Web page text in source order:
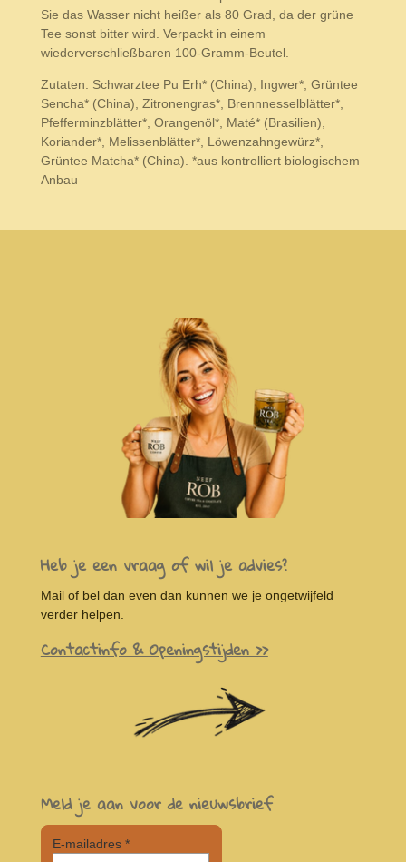
Sie das Wasser nicht heißer als 80 Grad, da der grüne
Tee sonst bitter wird. Verpackt in einem
wiederverschließbaren 100-Gramm-Beutel.
Zutaten: Schwarztee Pu Erh* (China), Ingwer*, Grüntee
Sencha* (China), Zitronengras*, Brennnesselblätter*,
Pfefferminzblätter*, Orangenöl*, Maté* (Brasilien),
Koriander*, Melissenblätter*, Löwenzahngewürz*,
Grüntee Matcha* (China). *aus kontrolliert biologischem
Anbau
Heb je een vraag of wil je advies?
Mail of bel dan even dan kunnen we je ongetwijfeld
verder helpen.
Contactinfo & Openingstijden >>
Meld je aan voor de nieuwsbrief